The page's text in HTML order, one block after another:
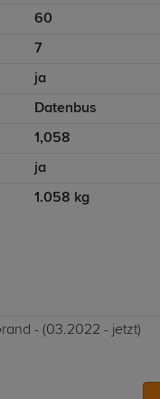
60
7
ja
Datenbus
1,058
ja
1.058 kg
- (03.2022 - jetzt)